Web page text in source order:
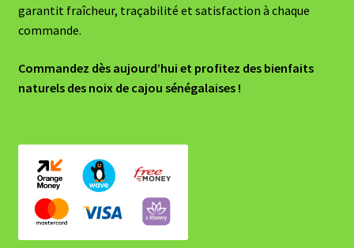
garantit fraîcheur, traçabilité et satisfaction à chaque
commande.
Commandez dès aujourd’hui et profitez des bienfaits
naturels des noix de cajou sénégalaises !